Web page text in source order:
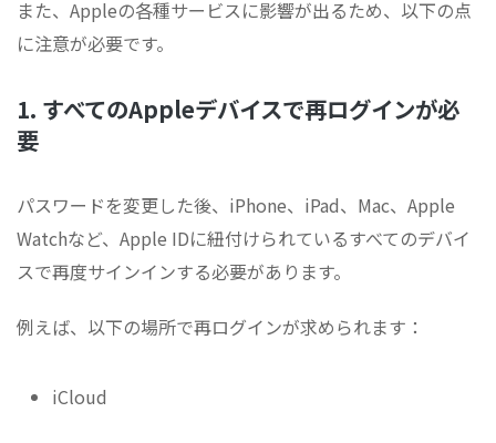
また、Appleの各種サービスに影響が出るため、以下の点
に注意が必要です。
1. すべてのAppleデバイスで再ログインが必
要
パスワードを変更した後、iPhone、iPad、Mac、Apple
Watchなど、Apple IDに紐付けられているすべてのデバイ
スで再度サインインする必要があります。
例えば、以下の場所で再ログインが求められます：
iCloud